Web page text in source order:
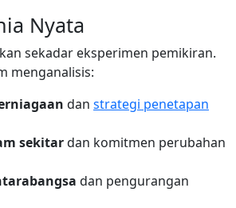
Nyata
sekadar eksperimen pemikiran.
menganalisis:
dan strategi penetapan
sekitardan komitmen perubahan
dan pengurangan